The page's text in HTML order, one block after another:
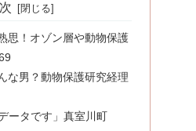
思！オゾン層や動物保護
な男？動物保護研究経理
ータです」真室川町